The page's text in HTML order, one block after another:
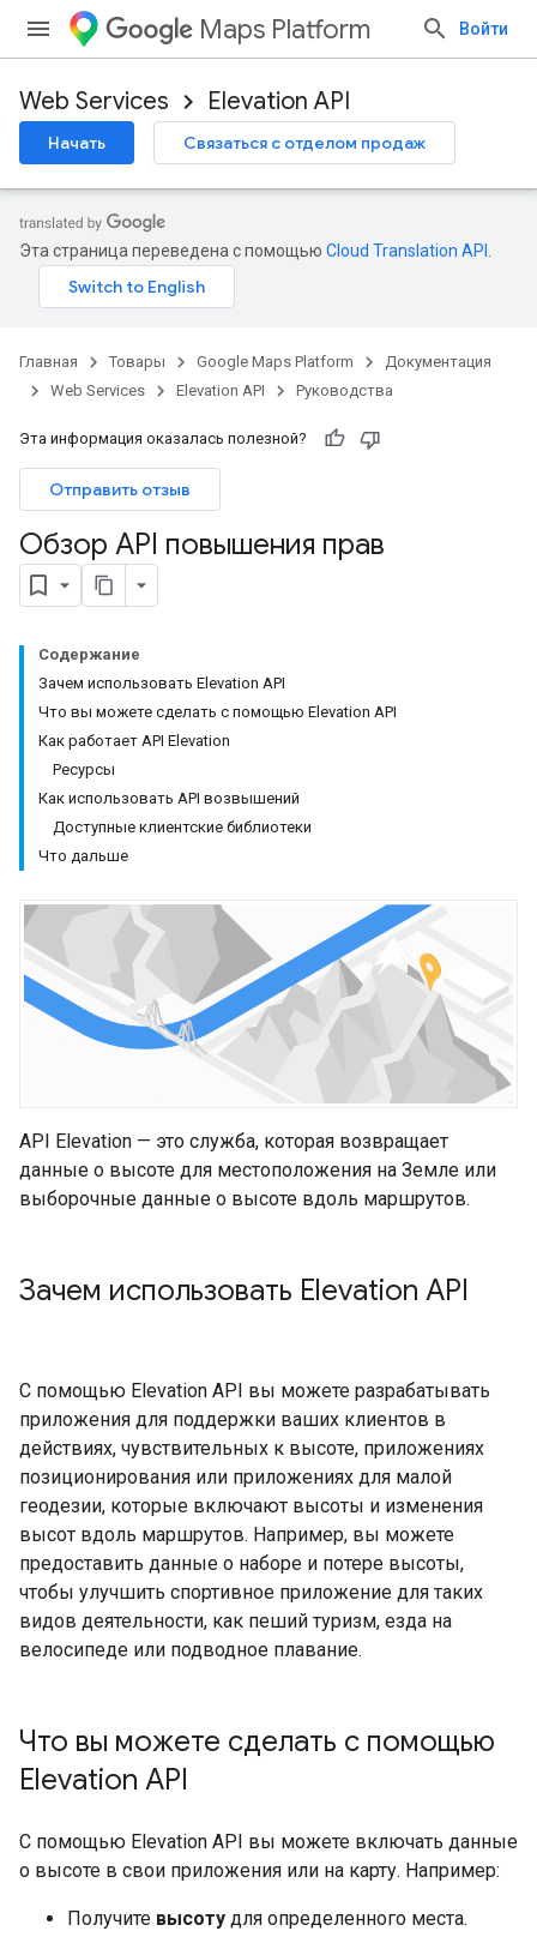
Maps Platform Войти
Web Services Elevation API
Начать Связаться с отделом продаж
Эта страница переведена с помощью Cloud Translation API
Главная Товары Google Maps Platform
Документация
Web Services
Elevation API Руководства
Эта информация оказалась полезной?
Отправить отзыв
Обзор API повышения прав
Содержание
Зачем использовать Elevation API
Что вы можете сделать с помощью Elevation API
Как работает API Elevation
Ресурсы
Как использовать API возвышений
Доступные клиентские библиотеки
Что дальше
API Elevation — это служба, которая возвращает
данные о высоте для местоположения на Земле или
выборочные данные о высоте вдоль маршрутов.
Зачем использовать Elevation API
С помощью Elevation API вы можете разрабатывать
приложения для поддержки ваших клиентов в
действиях, чувствительных к высоте, приложениях
позиционирования или приложениях для малой
геодезии, которые включают высоты и изменения
высот вдоль маршрутов. Например, вы можете
предоставить данные о наборе и потере высоты,
чтобы улучшить спортивное приложение для таких
видов деятельности, как пеший туризм, езда на
велосипеде или подводное плавание.
Что вы можете сделать с помощью
Elevation API
С помощью Elevation API вы можете включать данные
о высоте в свои приложения или на карту. Например:
Получите высоту для определенного места.